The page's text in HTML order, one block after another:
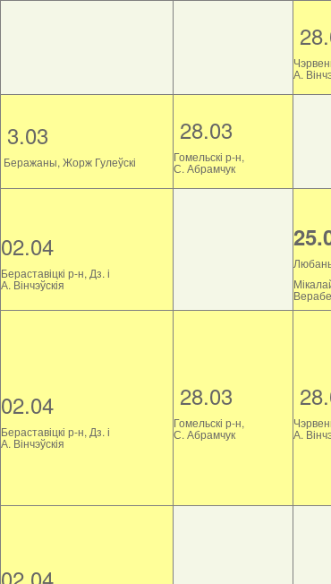
А.
3.03
Беражаны, Жорж Гулеўскі
28.03
Гомельскі р-н,
С. Абрамчук
02.04
Бераставіцкі р-н, Дз. і
А. Вінчэўскія
02.04
Бераставіцкі р-н, Дз. і
А. Вінчэўскія
28.03
Гомельскі р-н,
С. Абрамчук А.